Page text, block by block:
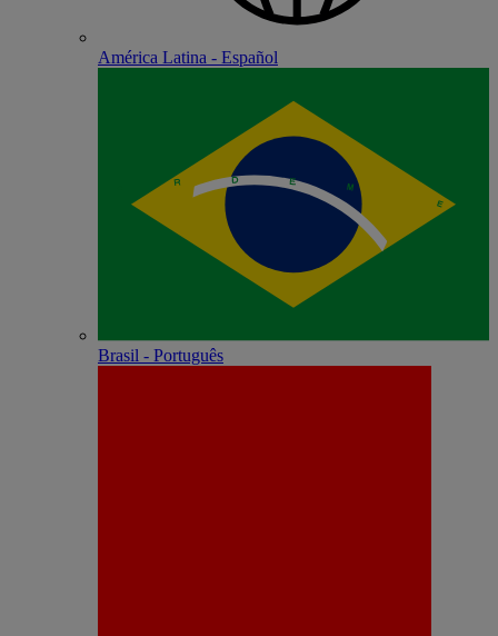
América Latina - Español
Brasil - Português